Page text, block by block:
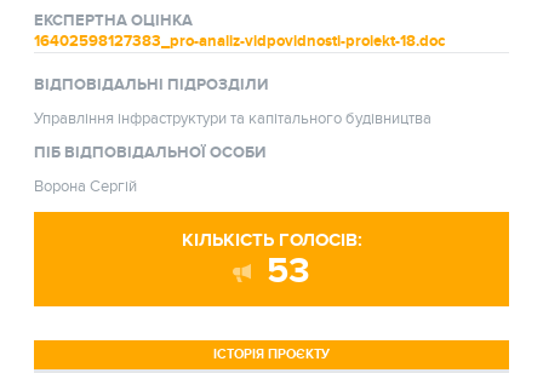
ЕКСПЕРТНА ОЦІНКА
16402598127383_pro-analiz-vidpovidnosti-proiekt-18.doc
ВІДПОВІДАЛЬНІ ПІДРОЗДІЛИ
Управління інфраструктури та капітального будівництва
ПІБ ВІДПОВІДАЛЬНОЇ ОСОБИ
Ворона Сергій
КІЛЬКІСТЬ ГОЛОСІВ:
53
ІСТОРІЯ ПРОЄКТУ